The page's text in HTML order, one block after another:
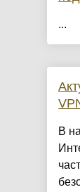
...
В